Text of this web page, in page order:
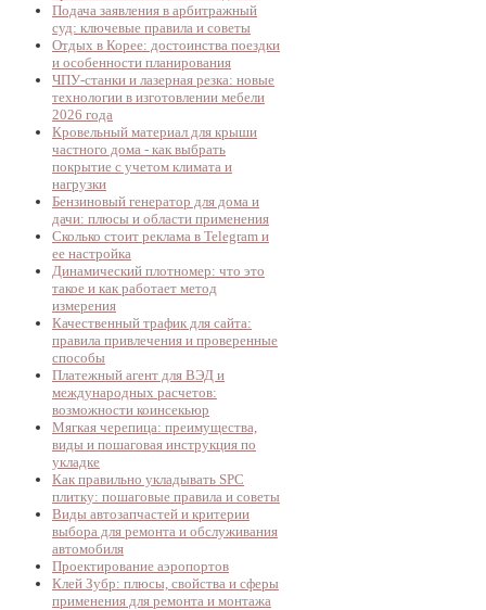
Подача заявления в арбитражный
суд: ключевые правила и советы
Отдых в Корее: достоинства поездки
и особенности планирования
ЧПУ-станки и лазерная резка: новые
технологии в изготовлении мебели
2026 года
Кровельный материал для крыши
частного дома - как выбрать
покрытие с учетом климата и
нагрузки
Бензиновый генератор для дома и
дачи: плюсы и области применения
Сколько стоит реклама в Telegram и
ее настройка
Динамический плотномер: что это
такое и как работает метод
измерения
Качественный трафик для сайта:
правила привлечения и проверенные
способы
Платежный агент для ВЭД и
международных расчетов:
возможности коинсекьюр
Мягкая черепица: преимущества,
виды и пошаговая инструкция по
укладке
Как правильно укладывать SPC
плитку: пошаговые правила и советы
Виды автозапчастей и критерии
выбора для ремонта и обслуживания
автомобиля
Проектирование аэропортов
Клей Зубр: плюсы, свойства и сферы
применения для ремонта и монтажа